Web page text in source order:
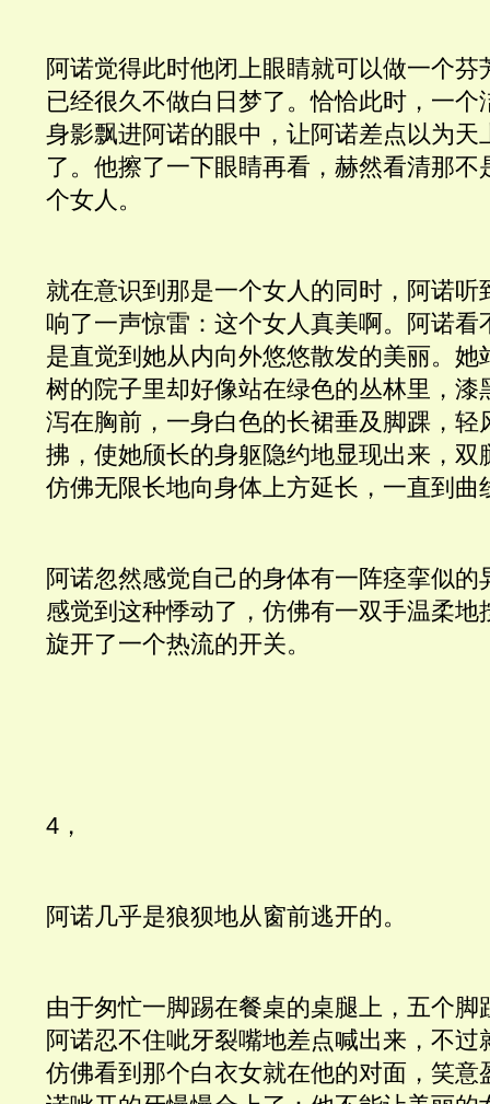
阿诺觉得此时他闭上眼睛就可以做一个芬
已经很久不做白日梦了。恰恰此时，一个
身影飘进阿诺的眼中，让阿诺差点以为天
了。他擦了一下眼睛再看，赫然看清那不
个女人。
就在意识到那是一个女人的同时，阿诺听
响了一声惊雷：这个女人真美啊。阿诺看
是直觉到她从内向外悠悠散发的美丽。她
树的院子里却好像站在绿色的丛林里，漆
泻在胸前，一身白色的长裙垂及脚踝，轻
拂，使她颀长的身躯隐约地显现出来，双
仿佛无限长地向身体上方延长，一直到
阿诺忽然感觉自己的身体有一阵痉挛似的
感觉到这种悸动了，仿佛有一双手温柔地
旋开了一个热流的开关。
4，
阿诺几乎是狼狈地从窗前逃开的。
由于匆忙一脚踢在餐桌的桌腿上，五个脚
阿诺忍不住呲牙裂嘴地差点喊出来，不过
仿佛看到那个白衣女就在他的对面，笑意